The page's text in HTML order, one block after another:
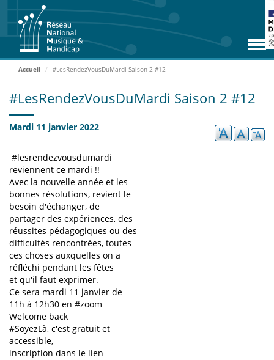
RNMH
Missions
Adhérents
Contact
Accueil
ADHÉRER
ACCÈS EXTRANET
contenu
principal
Accueil #LesRendezVousDuMardi Saison 2 #12
#LesRendezVousDuMardi Saison 2 #12
Mardi 11 janvier 2022
#lesrendezvousdumardi
reviennent ce mardi !!
Avec la nouvelle année et les
bonnes résolutions, revient le
besoin d'échanger, de
partager des expériences, des
réussites pédagogiques ou des
difficultés rencontrées, toutes
ces choses auxquelles on a
réfléchi pendant les fêtes
et qu'il faut exprimer.
Ce sera mardi 11 janvier de
11h à 12h30 en #zoom
Welcome back
#SoyezLà, c'est gratuit et
accessible,
inscription dans le lien